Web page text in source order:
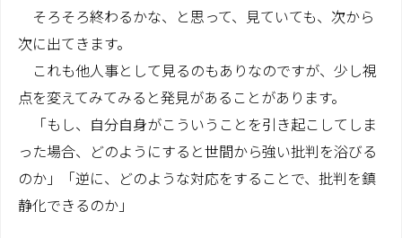
そろそろ終わるかな、と思って、見ていても、次から
次に出てきます。
これも他人事として見るのもありなのですが、少し視
点を変えてみてみると発見があることがあります。
「もし、自分自身がこういうことを引き起こしてしま
った場合、どのようにすると世間から強い批判を浴びる
のか」「逆に、どのような対応をすることで、批判を鎮
静化できるのか」